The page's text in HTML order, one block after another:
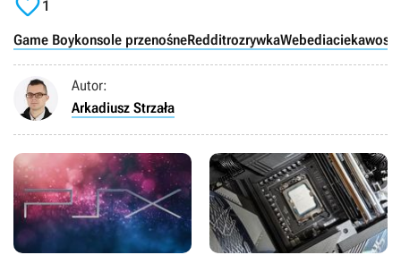
1
Game Boykonsole przenośneRedditrozrywkaWebedia
Autor:
Arkadiusz Strzała